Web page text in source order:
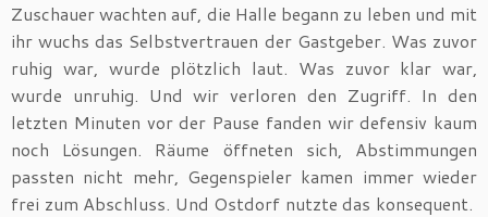
Zuschauer wachten auf, die Halle begann zu leben und mit
ihr wuchs das Selbstvertrauen der Gastgeber. Was zuvor
ruhig war, wurde plötzlich laut. Was zuvor klar war,
wurde unruhig. Und wir verloren den Zugriff. In den
letzten Minuten vor der Pause fanden wir defensiv kaum
noch Lösungen. Räume öffneten sich, Abstimmungen
passten nicht mehr, Gegenspieler kamen immer wieder
frei zum Abschluss. Und Ostdorf nutzte das konsequent.